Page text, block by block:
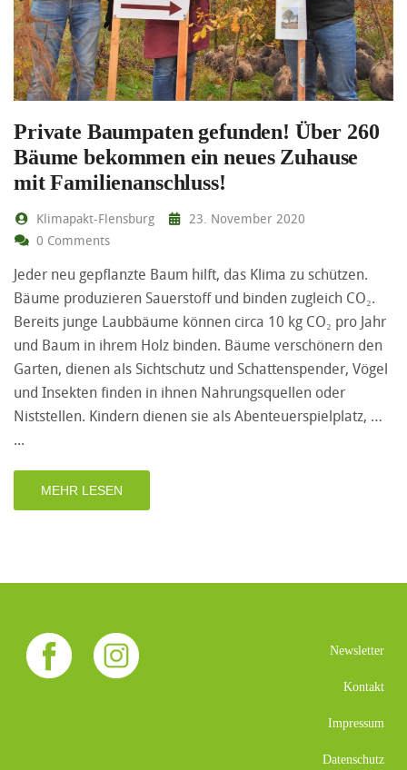
Private Baumpaten gefunden! Über 260
Bäume bekommen ein neues Zuhause
mit Familienanschluss!
Klimapakt-Flensburg
23. November 2020
0 Comments
Jeder neu gepflanzte Baum hilft, das Klima zu schützen.
Bäume produzieren Sauerstoff und binden zugleich CO₂.
Bereits junge Laubbäume können circa 10 kg CO₂ pro Jahr
und Baum in ihrem Holz binden. Bäume verschönern den
Garten, dienen als Sichtschutz und Schattenspender, Vögel
und Insekten finden in ihnen Nahrungsquellen oder
Niststellen. Kindern dienen sie als Abenteuerspielplatz, …
MEHR LESEN
Newsletter
Kontakt
Impressum
Datenschutz